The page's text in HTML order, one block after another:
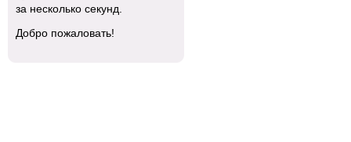
за несколько секунд.
Добро пожаловать!